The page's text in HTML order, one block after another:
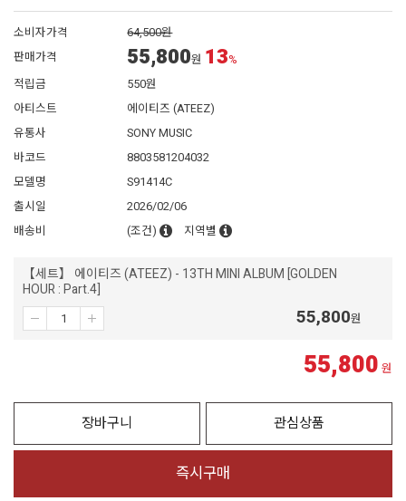
소비자가격
64,500원
판매가격
55,800원 13%
적립금
550원
아티스트
에이티즈 (ATEEZ)
유통사
SONY MUSIC
바코드
8803581204032
모델명
S91414C
출시일
2026/02/06
배송비
(조건) 지역별
【세트】 에이티즈 (ATEEZ) - 13TH MINI ALBUM [GOLDEN
HOUR : Part.4]
55,800원
55,800 원
장바구니 관심상품
즉시구매